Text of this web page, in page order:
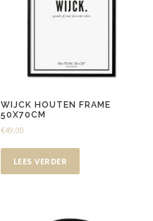
WIJCK HOUTEN FRAME
50X70CM
€49,00
LEES VERDER